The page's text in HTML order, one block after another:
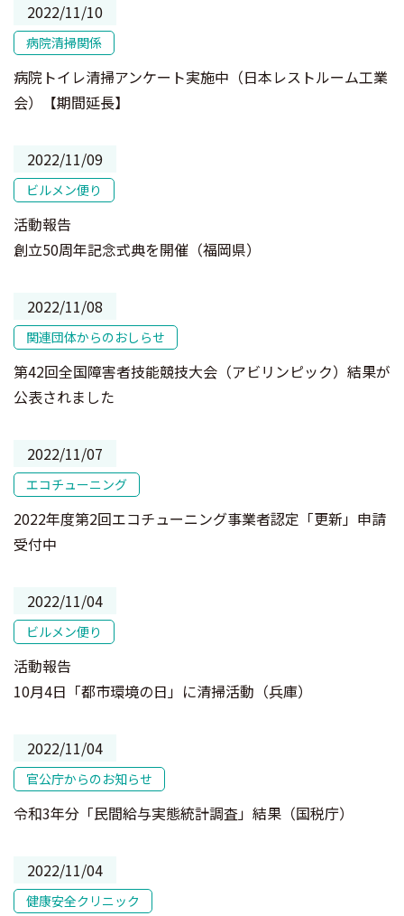
2022/11/10
病院清掃関係
病院トイレ清掃アンケート実施中（日本レストルーム工業
会）【期間延長】
2022/11/09
ビルメン便り
活動報告
創立50周年記念式典を開催（福岡県）
2022/11/08
関連団体からのおしらせ
第42回全国障害者技能競技大会（アビリンピック）結果が
公表されました
2022/11/07
エコチューニング
2022年度第2回エコチューニング事業者認定「更新」申請
受付中
2022/11/04
ビルメン便り
活動報告
10月4日「都市環境の日」に清掃活動（兵庫）
2022/11/04
官公庁からのお知らせ
令和3年分「民間給与実態統計調査」結果（国税庁）
2022/11/04
健康安全クリニック